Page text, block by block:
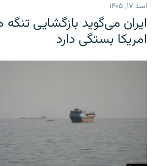
اسد ۱۷, ۱۴۰۵
ایران می‌گوید بازگشایی تنگه
امریکا بستگی دارد